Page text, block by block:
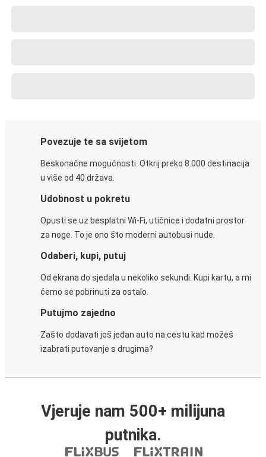
Povezuje te sa svijetom
Beskonačne mogućnosti. Otkrij preko 8.000 destinacija
u više od 40 država.
Udobnost u pokretu
Opusti se uz besplatni Wi-Fi, utičnice i dodatni prostor
za noge. To je ono što moderni autobusi nude.
Odaberi, kupi, putuj
Od ekrana do sjedala u nekoliko sekundi. Kupi kartu, a mi
ćemo se pobrinuti za ostalo.
Putujmo zajedno
Zašto dodavati još jedan auto na cestu kad možeš
izabrati putovanje s drugima?
Vjeruje nam 500+ milijuna
putnika.